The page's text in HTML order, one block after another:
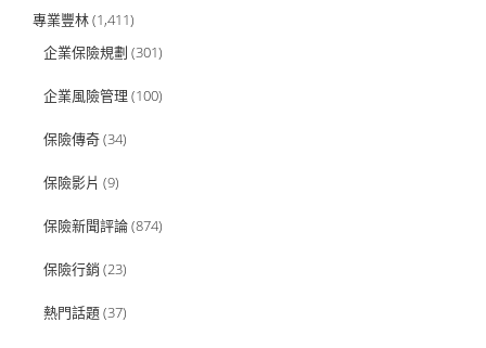
專業豐林(1,411)
企業保險規劃 (301)
企業風險管理 (100)
保險傳奇(34)
保險影片 (9)
保險新聞評論(874)
保險行銷 (23)
熱門話題(37)